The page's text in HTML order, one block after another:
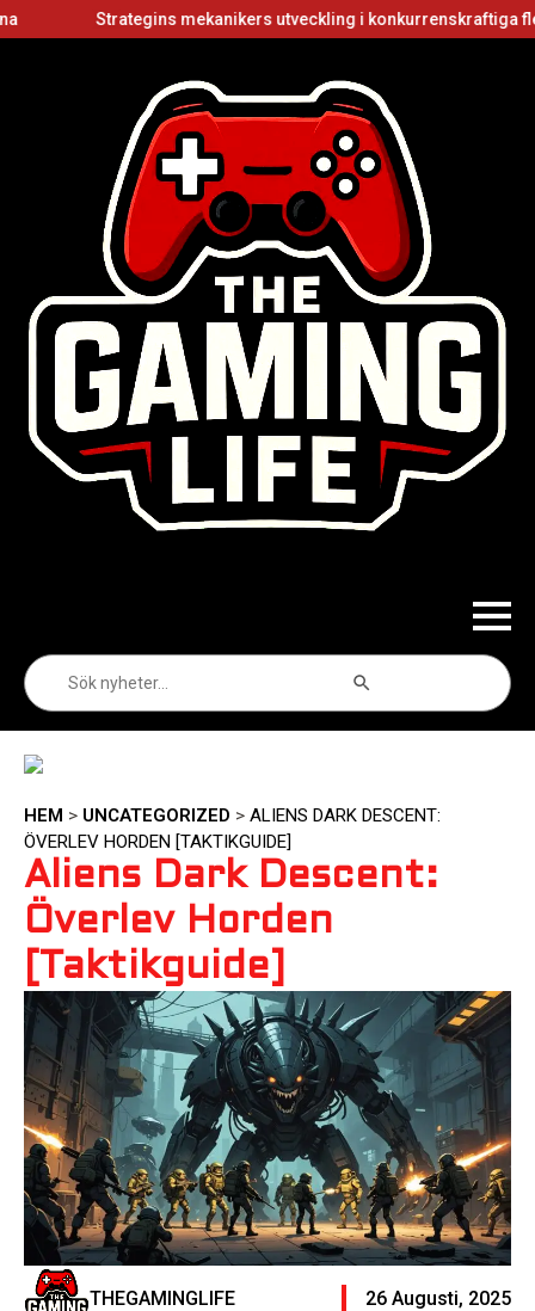
Strategins mekanikers utveckling i konkurrenskraftiga
efter:
HEM > UNCATEGORIZED > ALIENS DARK DESCENT:
ÖVERLEV HORDEN [TAKTIKGUIDE]
Aliens Dark Descent:
Överlev Horden
[Taktikguide]
THEGAMINGLIFE 26 Augusti, 2025